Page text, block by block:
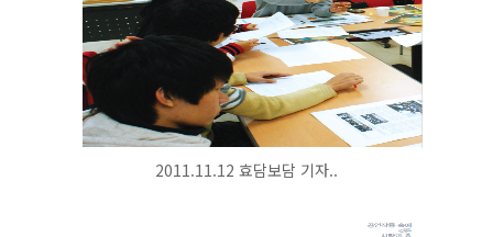
2011.11.12 효담보담 기자..